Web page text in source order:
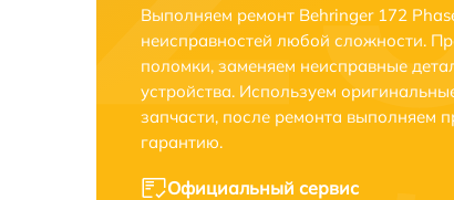
Выполняем ремонт Behringer 172
неисправностей любой сложности.
поломки, заменяем неисправные
устройства. Используем
запчасти, после ремонта выполняем
гарантию.
Официальный сервис